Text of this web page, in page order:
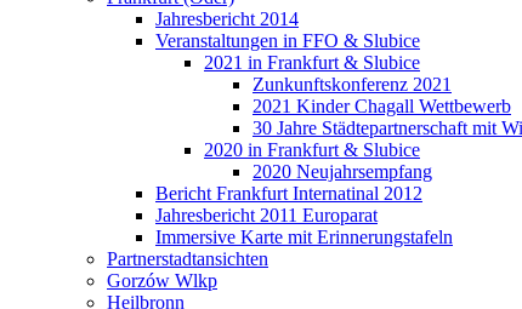
Jahresbericht 2014
Veranstaltungen in FFO & Slubice
2021 in Frankfurt & Slubice
Zunkunftskonferenz 2021
2021 Kinder Chagall Wettbewerb
30 Jahre Städtepartnerschaft mit
2020 in Frankfurt & Slubice
2020 Neujahrsempfang
Bericht Frankfurt Internatinal 2012
Jahresbericht 2011 Europarat
Immersive Karte mit Erinnerungstafeln
Partnerstadtansichten
Gorzów Wlkp
Heilbronn